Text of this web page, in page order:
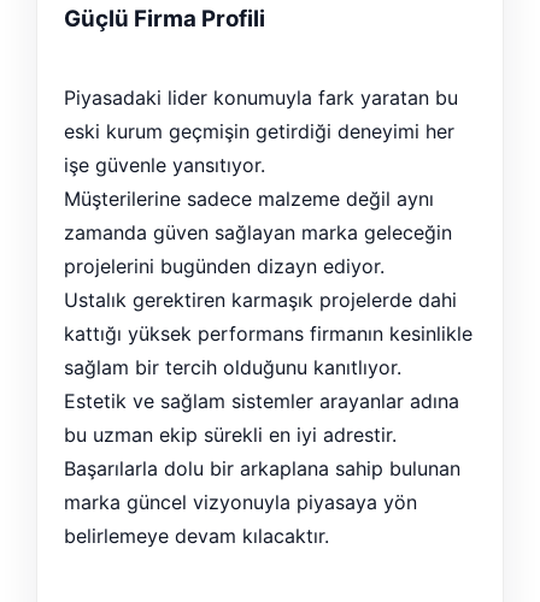
Güçlü Firma Profili
Piyasadaki lider konumuyla fark yaratan bu
eski kurum geçmişin getirdiği deneyimi her
işe güvenle yansıtıyor.
Müşterilerine sadece malzeme değil aynı
zamanda güven sağlayan marka geleceğin
projelerini bugünden dizayn ediyor.
Ustalık gerektiren karmaşık projelerde dahi
kattığı yüksek performans firmanın kesinlikle
sağlam bir tercih olduğunu kanıtlıyor.
Estetik ve sağlam sistemler arayanlar adına
bu uzman ekip sürekli en iyi adrestir.
Başarılarla dolu bir arkaplana sahip bulunan
marka güncel vizyonuyla piyasaya yön
belirlemeye devam kılacaktır.